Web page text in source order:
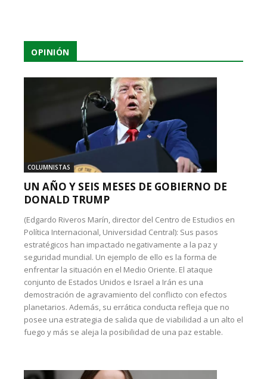
OPINIÓN
COLUMNISTAS
UN AÑO Y SEIS MESES DE GOBIERNO DE
DONALD TRUMP
(Edgardo Riveros Marín, director del Centro de Estudios en
Política Internacional, Universidad Central): Sus pasos
estratégicos han impactado negativamente a la paz y
seguridad mundial. Un ejemplo de ello es la forma de
enfrentar la situación en el Medio Oriente. El ataque
conjunto de Estados Unidos e Israel a Irán es una
demostración de agravamiento del conflicto con efectos
planetarios. Además, su errática conducta refleja que no
posee una estrategia de salida que de viabilidad a un alto el
fuego y más se aleja la posibilidad de una paz estable.